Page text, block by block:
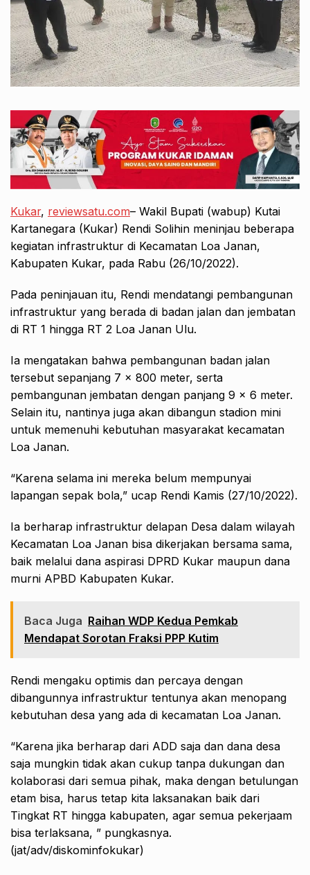
Kukar, reviewsatu.com– Wakil Bupati (wabup) Kutai
Kartanegara (Kukar) Rendi Solihin meninjau beberapa
kegiatan infrastruktur di Kecamatan Loa Janan,
Kabupaten Kukar, pada Rabu (26/10/2022).
Pada peninjauan itu, Rendi mendatangi pembangunan
infrastruktur yang berada di badan jalan dan jembatan
di RT 1 hingga RT 2 Loa Janan Ulu.
Ia mengatakan bahwa pembangunan badan jalan
tersebut sepanjang 7 x 800 meter, serta
pembangunan jembatan dengan panjang 9 x 6 meter.
Selain itu, nantinya juga akan dibangun stadion mini
untuk memenuhi kebutuhan masyarakat kecamatan
Loa Janan.
“Karena selama ini mereka belum mempunyai
lapangan sepak bola,” ucap Rendi Kamis (27/10/2022).
Ia berharap infrastruktur delapan Desa dalam wilayah
Kecamatan Loa Janan bisa dikerjakan bersama sama,
baik melalui dana aspirasi DPRD Kukar maupun dana
murni APBD Kabupaten Kukar.
Baca Juga Raihan WDP Kedua Pemkab
Mendapat Sorotan Fraksi PPP Kutim
Rendi mengaku optimis dan percaya dengan
dibangunnya infrastruktur tentunya akan menopang
kebutuhan desa yang ada di kecamatan Loa Janan.
“Karena jika berharap dari ADD saja dan dana desa
saja mungkin tidak akan cukup tanpa dukungan dan
kolaborasi dari semua pihak, maka dengan betulungan
etam bisa, harus tetap kita laksanakan baik dari
Tingkat RT hingga kabupaten, agar semua pekerjaam
bisa terlaksana, ” pungkasnya.
(jat/adv/diskominfokukar)